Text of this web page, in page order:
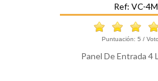
Ref: VC-4M
Puntuación: 5 /
Panel De Entrada 4